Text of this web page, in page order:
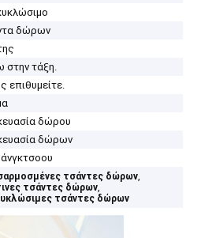
δώρων
στην τάξη.
επιθυμείτε.
δώρου
δώρων
τσάντες δώρων,
τσάντες δώρων,
τσάντες δώρων